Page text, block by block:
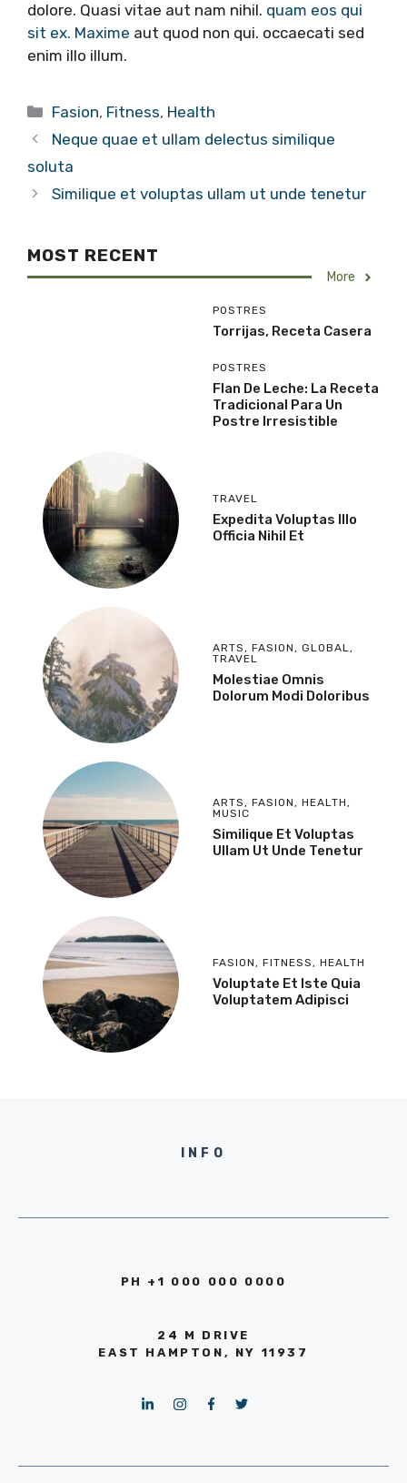
dolore. Quasi vitae aut nam nihil. quam eos qui
sit ex. Maxime aut quod non qui. occaecati sed
enim illo illum.
Categories
Fasion, Fitness, Health
Neque quae et ullam delectus similique
soluta
Similique et voluptas ullam ut unde tenetur
MOST RECENT
More
POSTRES
Torrijas, Receta Casera
POSTRES
Flan De Leche: La Receta
Tradicional Para Un
Postre Irresistible
TRAVEL
Expedita Voluptas Illo
Officia Nihil Et
ARTS , FASION , GLOBAL ,
TRAVEL
Molestiae Omnis
Dolorum Modi Doloribus
ARTS , FASION , HEALTH ,
MUSIC
Similique Et Voluptas
Ullam Ut Unde Tenetur
FASION , FITNESS , HEALTH
Voluptate Et Iste Quia
Voluptatem Adipisci
INFO
PH +1 000 000 0000
24 M DRIVE
EAST HAMPTON, NY 11937